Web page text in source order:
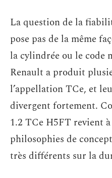
La question de la
pose pas de la même
la cylindrée ou le code
Renault a produit
l’appellation TCe, et
divergent fortement.
1.2 TCe H5FT revient
philosophies de
très différents sur la